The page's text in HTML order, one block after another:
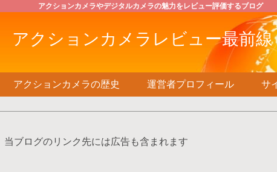
アクションカメラやデジタルカメラの魅力をレビュー評価するブログ
アクションカメラレビュー最前線
アクションカメラの歴史 運営者プロフィール サ
当ブログのリンク先には広告も含まれます